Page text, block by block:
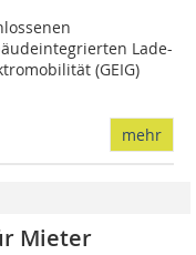
Lade-
(GEIG)
mehr
Mieter